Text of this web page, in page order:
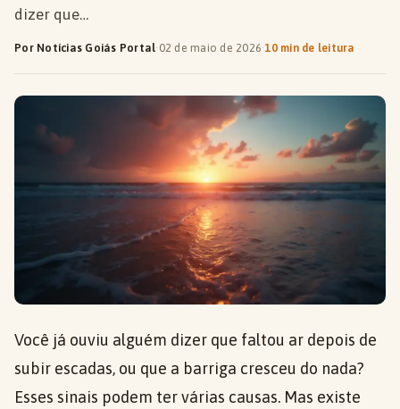
dizer que…
Por Notícias Goiás Portal· 02 de maio de 2026·10 min de leitura
Você já ouviu alguém dizer que faltou ar depois de
subir escadas, ou que a barriga cresceu do nada?
Esses sinais podem ter várias causas. Mas existe